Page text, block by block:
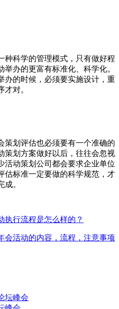
种科学的管理模式，只有做好程
办的更富有标准化、科学化。
办的时候，必须要实施设计，重
对。
策划评估也必须要有一个准确的
策划方案做好以后，往往会忽视
活动策划公司都会要求企业单位
估标准一定要做的科学规范，才
。
执行流程是怎么样的？
会活动的内容，流程，注意事项